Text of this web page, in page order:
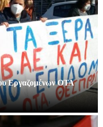
Εργαζομένων ΟΤΑ